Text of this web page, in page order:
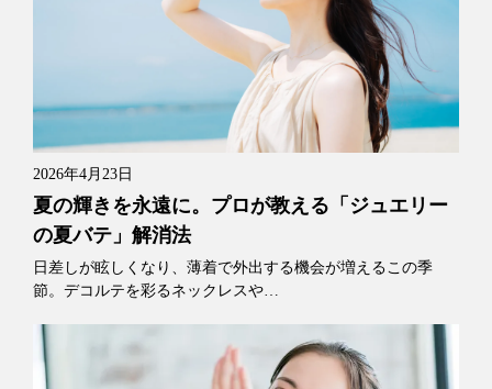
2026年4月23日
夏の輝きを永遠に。プロが教える「ジュエリー
の夏バテ」解消法
日差しが眩しくなり、薄着で外出する機会が増えるこの季
節。デコルテを彩るネックレスや…